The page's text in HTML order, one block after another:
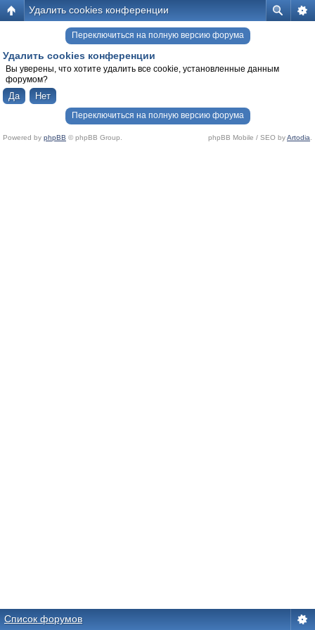
Удалить cookies конференции
Переключиться на полную версию форума
Удалить cookies конференции
Вы уверены, что хотите удалить все cookie, установленные данным
форумом?
Переключиться на полную версию форума
Powered by phpBB © phpBB Group. phpBB Mobile / SEO byArtodia
Список форумов